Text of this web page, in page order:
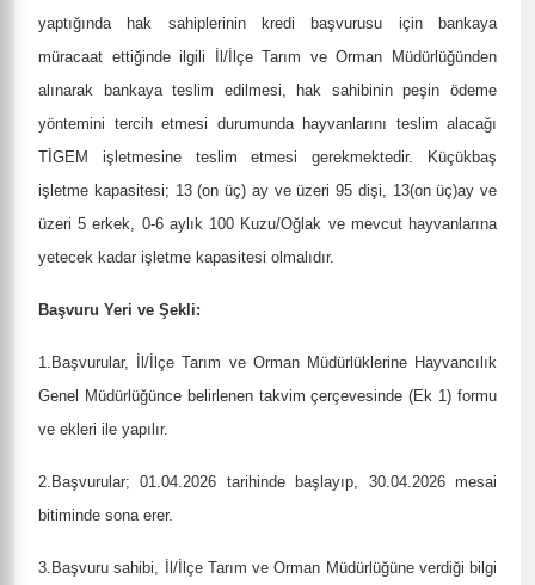
yaptığında hak sahiplerinin kredi başvurusu için bankaya
müracaat ettiğinde ilgili İl/İlçe Tarım ve Orman Müdürlüğünden
alınarak bankaya teslim edilmesi, hak sahibinin peşin ödeme
yöntemini tercih etmesi durumunda hayvanlarını teslim alacağı
TİGEM işletmesine teslim etmesi gerekmektedir. Küçükbaş
işletme kapasitesi; 13 (on üç) ay ve üzeri 95 dişi, 13(on üç)ay ve
üzeri 5 erkek, 0-6 aylık 100 Kuzu/Oğlak ve mevcut hayvanlarına
yetecek kadar işletme kapasitesi olmalıdır.
Başvuru Yeri ve Şekli:
1.Başvurular, İl/İlçe Tarım ve Orman Müdürlüklerine Hayvancılık
Genel Müdürlüğünce belirlenen takvim çerçevesinde (Ek 1) formu
ve ekleri ile yapılır.
2.Başvurular;01.04.2026 tarihinde başlayıp, 30.04.2026 mesai
bitiminde sona erer.
3.Başvuru sahibi, İl/İlçe Tarım ve Orman Müdürlüğüne verdiği bilgi